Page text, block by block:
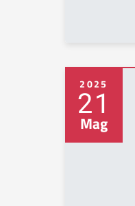
2025
21
Mag